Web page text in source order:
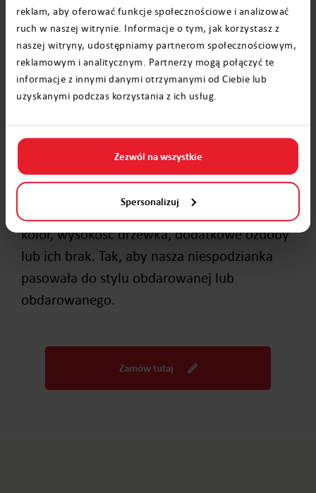
reklam, aby oferować funkcje społecznościowe i analizować
ruch w naszej witrynie. Informacje o tym, jak korzystasz z
naszej witryny, udostępniamy partnerom społecznościowym,
reklamowym i analitycznym. Partnerzy mogą połączyć te
informacje z innymi danymi otrzymanymi od Ciebie lub
uzyskanymi podczas korzystania z ich usług.
Zezwól na wszystkie
Spersonalizuj
elementy czekoladowego drzewka różniły się
barwą.
Mini choinka - super
drobiazg dla bliskiej osoby
Choinka będzie też miłym drobiazgiem dla
bliskiej osoby. Cena takich prezentów nie jest
wysoka, a możemy sprawić komuś wiele
radości. Zdecydować się możemy na dowolne
kolor, wysokość drzewka, dodatkowe ozdoby
lub ich brak. Tak, aby nasza niespodzianka
pasowała do stylu obdarowanej lub
obdarowanego.
Zamów tutaj